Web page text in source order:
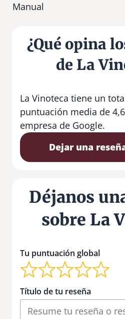
Manual
¿Qué opina
de La
La Vinoteca tiene un
puntuación media de
empresa de Google.
Dejar una
Déjanos
sobre La
Tu puntuación global
Título de tu reseña